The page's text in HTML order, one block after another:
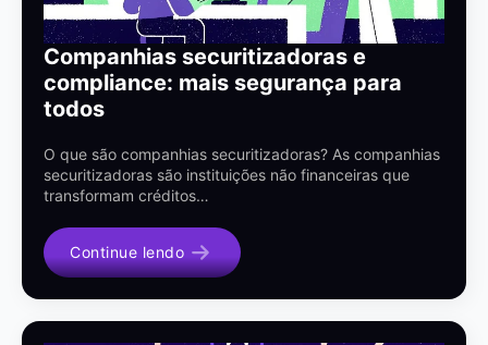
Companhias securitizadoras e
compliance: mais segurança para
todos
O que são companhias securitizadoras? As companhias
securitizadoras são instituições não financeiras que
transformam créditos…
Continue lendo